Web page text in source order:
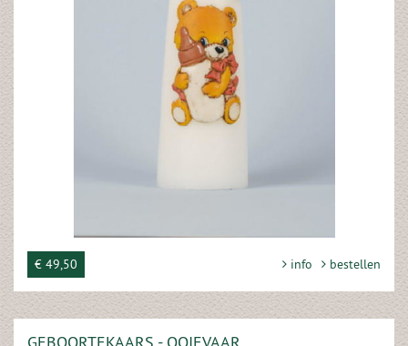
€ 49,50 info bestellen